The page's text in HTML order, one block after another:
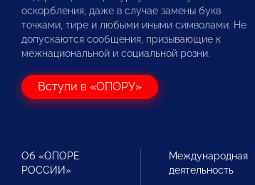
оскорбления, даже в случае замены букв
точками, тире и любыми иными символами. Не
допускаются сообщения, призывающие к
межнациональной и социальной розни.
Вступи в «ОПОРУ»
Об «ОПОРЕ
РОССИИ»
Международная
деятельность